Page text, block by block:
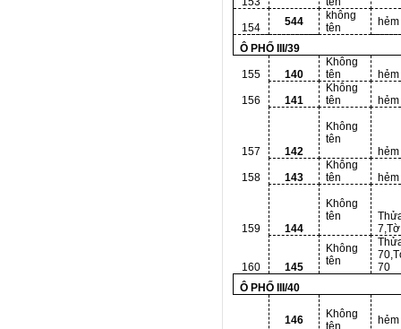
154 544
không
tên
Ô PHỐ III/39
155 140
Không
tên
156 141
Không
tên
157 142
Không
tên
158 143
Không
tên
159 144
Không
tên
160 145
Không
tên
70
Ô PHỐ III/40
146
Không
tên